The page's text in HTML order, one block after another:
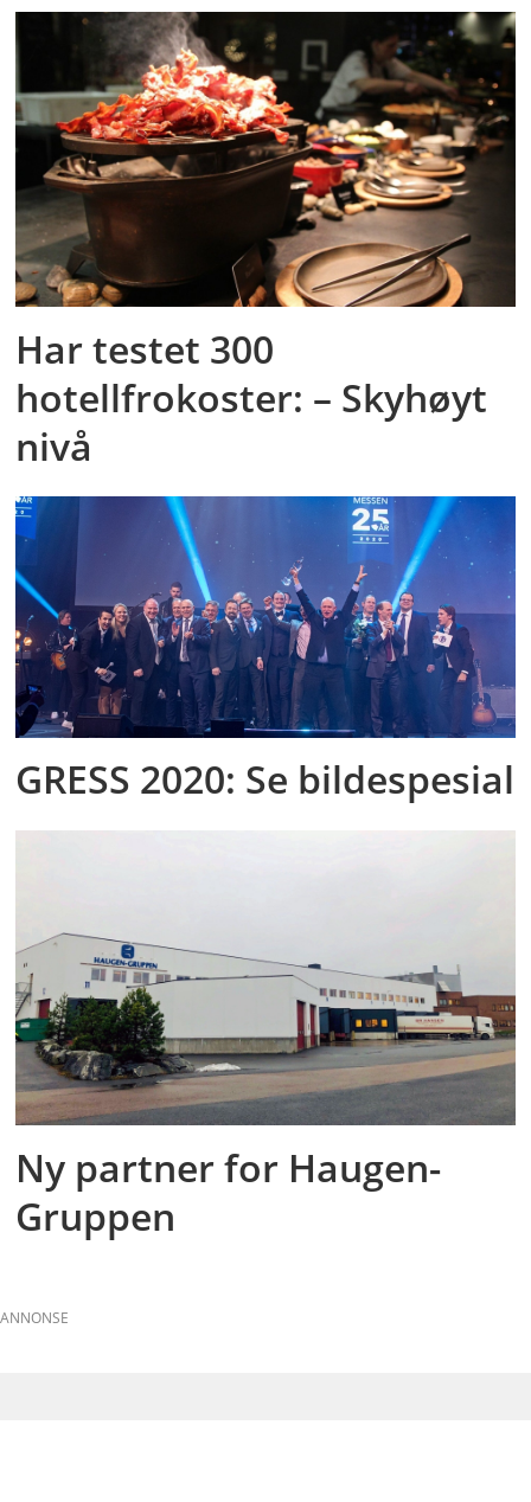
Har testet 300
hotellfrokoster: – Skyhøyt
nivå
GRESS 2020: Se bildespesial
Ny partner for Haugen-
Gruppen
ANNONSE